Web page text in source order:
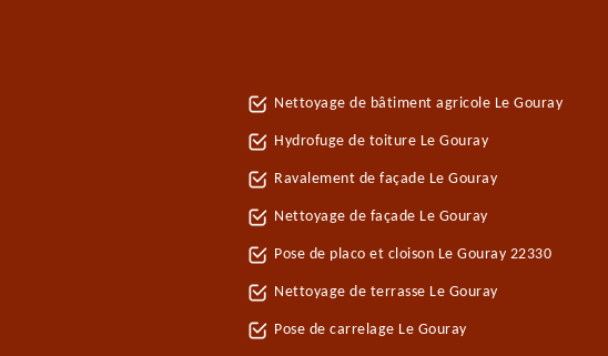
Nettoyage de bâtiment agricole Le Gouray
Hydrofuge de toiture Le Gouray
Ravalement de façade Le Gouray
Nettoyage de façade Le Gouray
Pose de placo et cloison Le Gouray 22330
Nettoyage de terrasse Le Gouray
Pose de carrelage Le Gouray